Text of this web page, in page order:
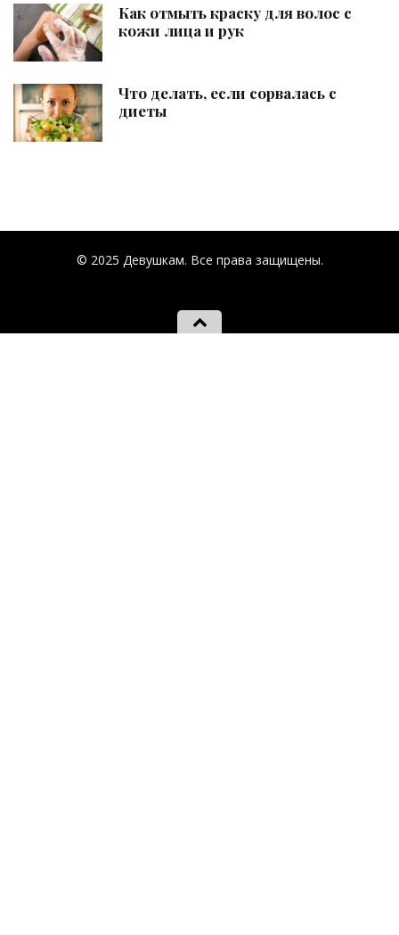
Как отмыть краску для волос с
кожи лица и рук
Что делать, если сорвалась с
диеты
© 2025 Девушкам. Все права защищены.